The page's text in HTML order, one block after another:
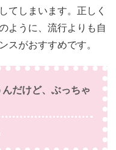
てしまいます。正しく
ように、流行よりも自
スがおすすめです。
だけど、ぶっちゃ